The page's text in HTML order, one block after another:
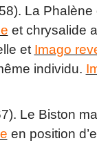
La
et chrysalide
et Imago
individu.
Le Biston
en position